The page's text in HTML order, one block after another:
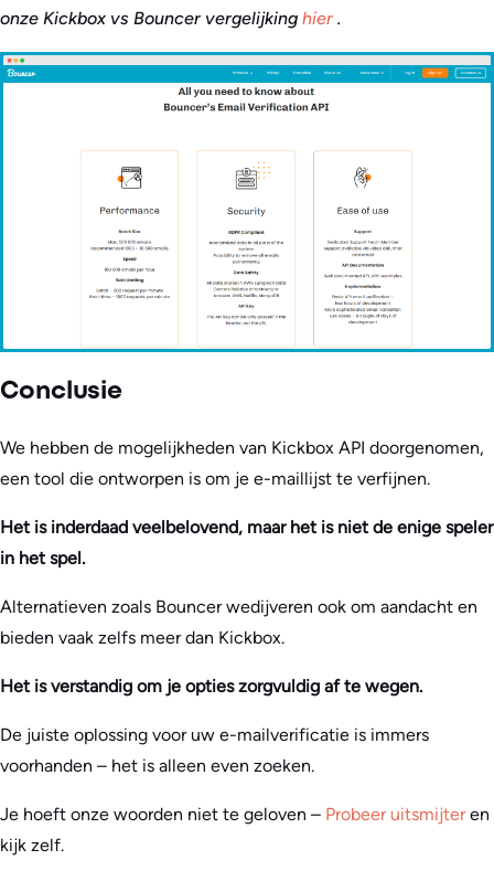
onze Kickbox vs Bouncer vergelijking hier .
Conclusie
We hebben de mogelijkheden van Kickbox API doorgenomen,
een tool die ontworpen is om je e-maillijst te verfijnen.
Het is inderdaad veelbelovend, maar het is niet de enige speler
in het spel.
Alternatieven zoals Bouncer wedijveren ook om aandacht en
bieden vaak zelfs meer dan Kickbox.
Het is verstandig om je opties zorgvuldig af te wegen.
De juiste oplossing voor uw e-mailverificatie is immers
voorhanden – het is alleen even zoeken.
Je hoeft onze woorden niet te geloven – Probeer uitsmijteren
kijk zelf.